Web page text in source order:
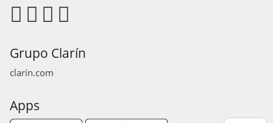
Grupo Clarín
clarín.com
Apps